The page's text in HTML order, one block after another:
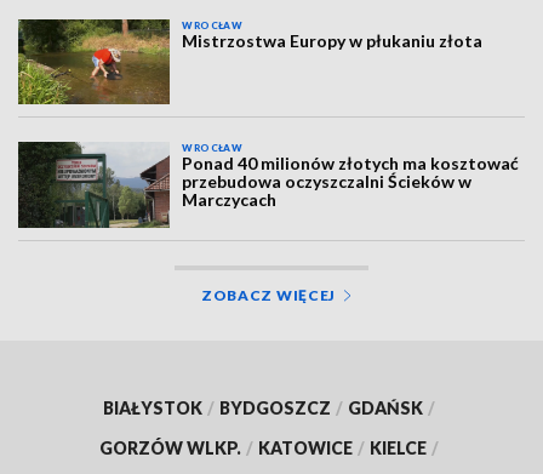
WROCŁAW
Mistrzostwa Europy w płukaniu złota
WROCŁAW
Ponad 40 milionów złotych ma kosztować
przebudowa oczyszczalni Ścieków w
Marczycach
ZOBACZ WIĘCEJ
BIAŁYSTOK / BYDGOSZCZ / GDAŃSK /
GORZÓW WLKP. / KATOWICE / KIELCE /